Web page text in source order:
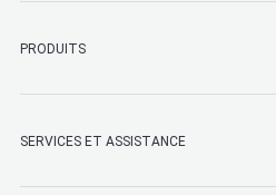
PRODUITS
SERVICES ET ASSISTANCE